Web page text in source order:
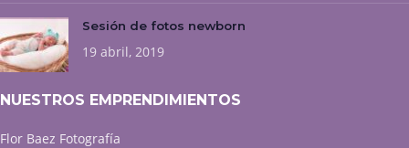
Sesión de fotos newborn
19 abril, 2019
NUESTROS EMPRENDIMIENTOS
Flor Baez Fotografía